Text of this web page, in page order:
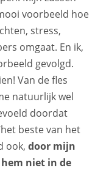
voorbeeld hoe
stress,
omgaat. En ik,
gevolgd.
Van de fles
natuurlijk wel
doordat
beste van het
ook, door mijn
niet in de